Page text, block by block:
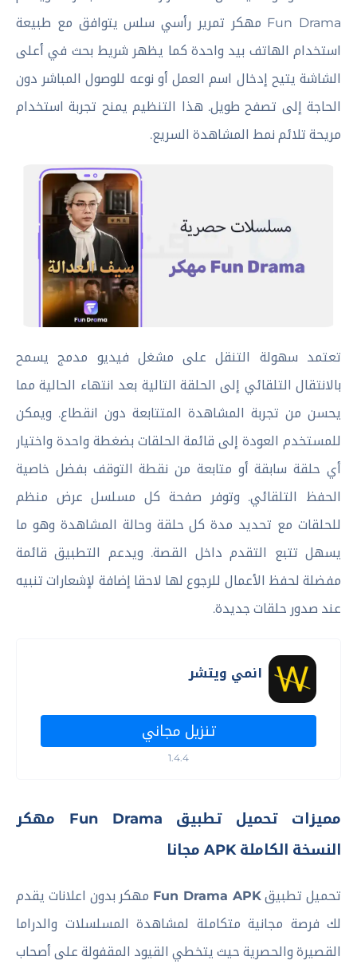
Fun Drama مهكر تمرير رأسي سلس يتوافق مع طبيعة
استخدام الهاتف بيد واحدة كما يظهر شريط بحث في أعلى
الشاشة يتيح إدخال اسم العمل أو نوعه للوصول المباشر دون
الحاجة إلى تصفح طويل. هذا التنظيم يمنح تجربة استخدام
مريحة تلائم نمط المشاهدة السريع.
تعتمد سهولة التنقل على مشغل فيديو مدمج يسمح
بالانتقال التلقائي إلى الحلقة التالية بعد انتهاء الحالية مما
يحسن من تجربة المشاهدة المتتابعة دون انقطاع. ويمكن
للمستخدم العودة إلى قائمة الحلقات بضغطة واحدة واختيار
أي حلقة سابقة أو متابعة من نقطة التوقف بفضل خاصية
الحفظ التلقائي. وتوفر صفحة كل مسلسل عرض منظم
للحلقات مع تحديد مدة كل حلقة وحالة المشاهدة وهو ما
يسهل تتبع التقدم داخل القصة. ويدعم التطبيق قائمة
مفضلة لحفظ الأعمال للرجوع لها لاحقا إضافة لإشعارات تنبيه
عند صدور حلقات جديدة.
انمي ويتشر
تنزيل مجاني
1.4.4
مميزات تحميل تطبيق Fun Drama مهكر
النسخة الكاملة APK مجانا
تحميل تطبيقFun Drama APK مهكر بدون اعلانات يقدم
لك فرصة مجانية متكاملة لمشاهدة المسلسلات والدراما
القصيرة والحصرية حيث يتخطي القيود المقفولة على أصحاب